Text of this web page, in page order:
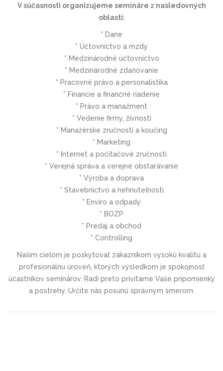
V súčasnosti organizujeme semináre z nasledovných
oblastí:
* Dane
* Účtovníctvo a mzdy
* Medzinárodné účtovníctvo
* Medzinárodné zdaňovanie
* Pracovné právo a personalistika
* Financie a finančné riadenie
* Právo a manažment
* Vedenie firmy, živnosti
* Manažérske zručnosti a koučing
* Marketing
* Internet a počítačové zručnosti
* Verejná správa a verejné obstarávanie
* Výroba a doprava
* Stavebníctvo a nehnuteľnosti
* Enviro a odpady
* BOZP
* Predaj a obchod
* Controlling
Našim cieľom je poskytovať zákazníkom vysokú kvalitu a
profesionálnu úroveň, ktorých výsledkom je spokojnosť
účastníkov seminárov. Radi preto privítame Vaše pripomienky
a postrehy. Určite nás posunú správnym smerom.